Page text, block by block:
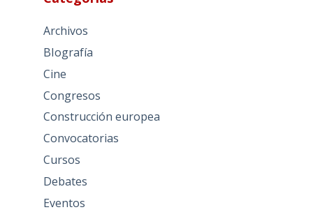
Archivos
BIografía
Cine
Congresos
Construcción europea
Convocatorias
Cursos
Debates
Eventos